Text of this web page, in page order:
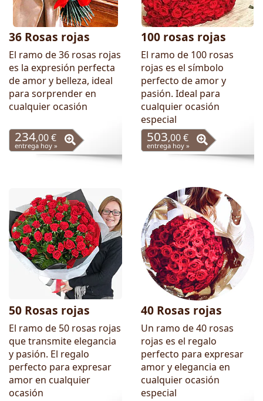
36 Rosas rojas
El ramo de 36 rosas rojas
es la expresión perfecta
de amor y belleza, ideal
para sorprender en
cualquier ocasión
234,00 €
entrega hoy »
100 rosas rojas
El ramo de 100 rosas
rojas es el símbolo
perfecto de amor y
pasión. Ideal para
cualquier ocasión
especial
503,00 €
entrega hoy »
50 Rosas rojas
El ramo de 50 rosas rojas
que transmite elegancia
y pasión. El regalo
perfecto para expresar
amor en cualquier
ocasión
40 Rosas rojas
Un ramo de 40 rosas
rojas es el regalo
perfecto para expresar
amor y elegancia en
cualquier ocasión
especial